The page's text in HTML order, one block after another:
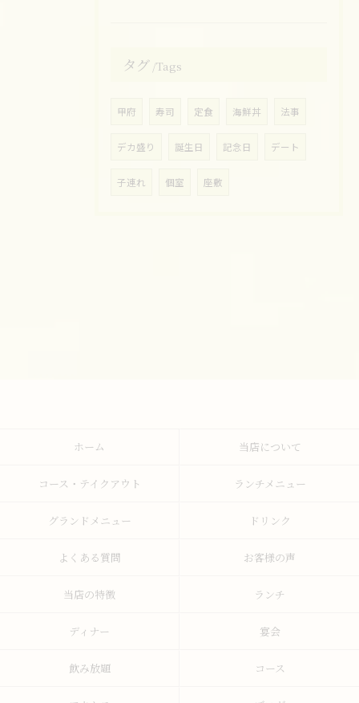
タグ Tags
甲府 寿司 定食 海鮮丼 法事
デカ盛り 誕生日 記念日 デート
子連れ 個室 座敷
ホーム 当店について
コース・テイクアウト ランチメニュー
グランドメニュー ドリンク
よくある質問 お客様の声
当店の特徴 ランチ
ディナー 宴会
飲み放題 コース